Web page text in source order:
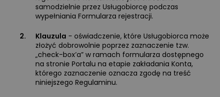
samodzielnie przez Usługobiorcę podczas
wypełniania Formularza rejestracji.
2. Klauzula - oświadczenie, które Usługobiorca może
złożyć dobrowolnie poprzez zaznaczenie tzw.
„check-box’a” w ramach formularza dostępnego
na stronie Portalu na etapie zakładania Konta,
którego zaznaczenie oznacza zgodę na treść
niniejszego Regulaminu.